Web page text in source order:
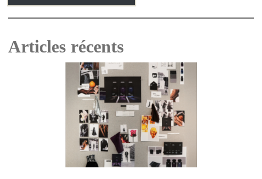
Articles récents